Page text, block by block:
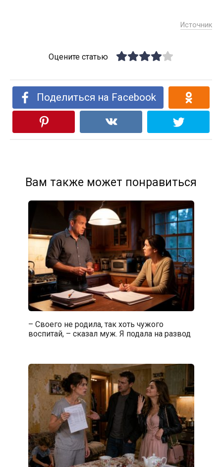
Источник
Оцените статью
Поделиться на Facebook
Вам также может понравиться
– Своего не родила, так хоть чужого
воспитай, – сказал муж. Я подала на развод